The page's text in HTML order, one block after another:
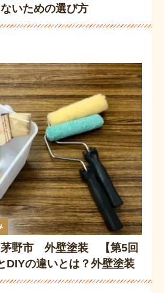
いための選び方
茅野市 外壁塗装 【第5回
DIYの違いとは？外壁塗装
が変わる理由